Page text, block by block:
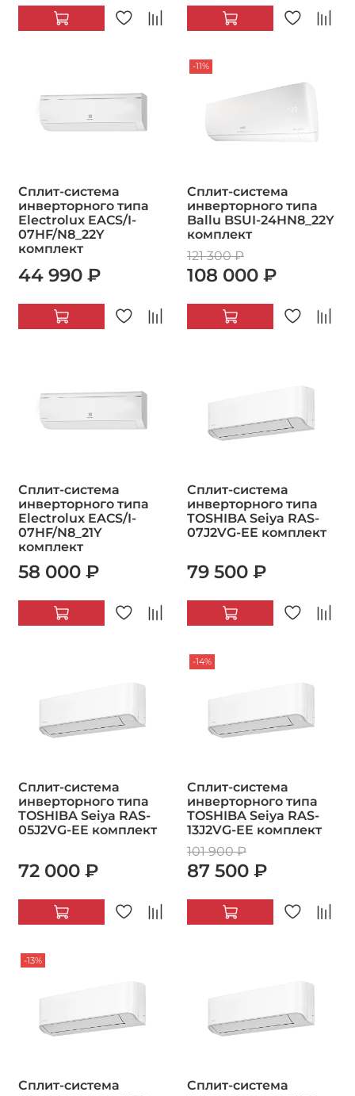
Сплит-система
инверторного типа
Electrolux EACS/I-
07HF/N8_22Y
комплект
44 990 ₽
-11%
Сплит-система
инверторного типа
Ballu BSUI-24HN8_22Y
комплект
121 300 ₽
108 000 ₽
Сплит-система
инверторного типа
Electrolux EACS/I-
07HF/N8_21Y
комплект
58 000 ₽
Сплит-система
инверторного типа
TOSHIBA Seiya RAS-
07J2VG-EE комплект
79 500 ₽
Сплит-система
инверторного типа
TOSHIBA Seiya RAS-
05J2VG-EE комплект
72 000 ₽
-14%
Сплит-система
инверторного типа
TOSHIBA Seiya RAS-
13J2VG-EE комплект
101 900 ₽
87 500 ₽
-13%
Сплит-система
Сплит-система